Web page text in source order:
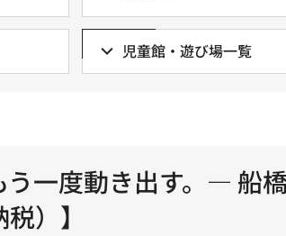
児童館・遊び場一覧
一度動き出す。— 船
）】